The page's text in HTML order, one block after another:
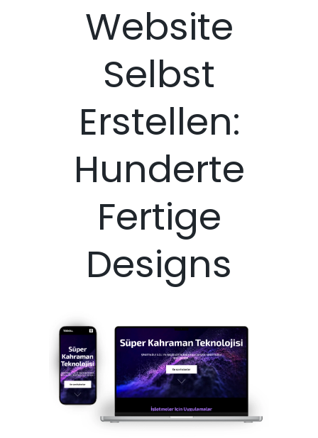
Website
Selbst
Erstellen:
Hunderte
Fertige
Designs